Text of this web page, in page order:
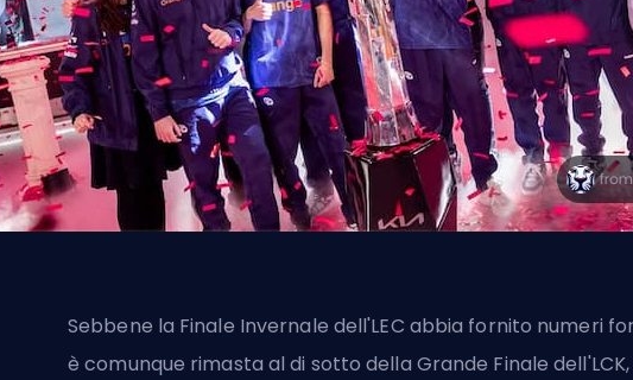
Sebbene la Finale Invernale dell'LEC abbia fornito numeri
è comunque rimasta al di sotto della Grande Finale dell'LCK,